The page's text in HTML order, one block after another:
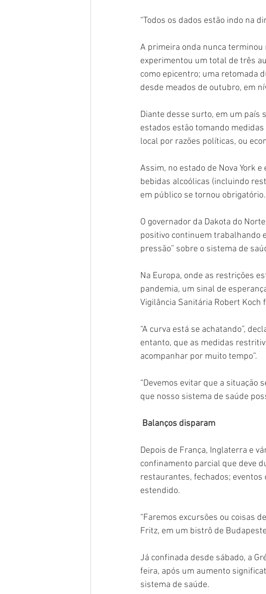
“Todos os dados estão indo na
A primeira onda nunca terminou
experimentou um total de três
como epicentro; uma retomada
desde meados de outubro, em
Diante desse surto, em um país
estados estão tomando
local por razões políticas, ou
Assim, no estado de Nova York
bebidas alcoólicas (incluindo
em público se tornou obrigatório.
O governador da Dakota do
positivo continuem trabalhando
pressão” sobre o sistema de
Na Europa, onde as restrições
pandemia, um sinal de
Vigilância Sanitária Robert Koch
“A curva está se achatando”,
entanto, que as medidas
acompanhar por muito tempo”.
“Devemos evitar que a situação
que nosso sistema de saúde
Balanços disparam
Depois de França, Inglaterra e
confinamento parcial que deve
restaurantes, fechados; eventos
estendido.
“Faremos excursões ou coisas
Fritz, em um bistrô de
Já confinada desde sábado, a
feira, após um aumento
sistema de saúde.